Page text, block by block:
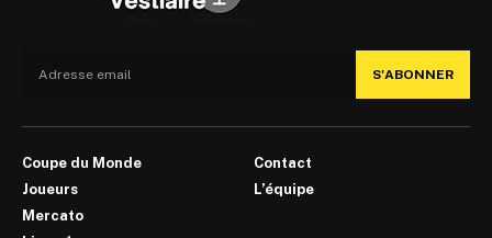
S'ABONNER
Coupe du Monde
Joueurs
Mercato
Contact
L’équipe